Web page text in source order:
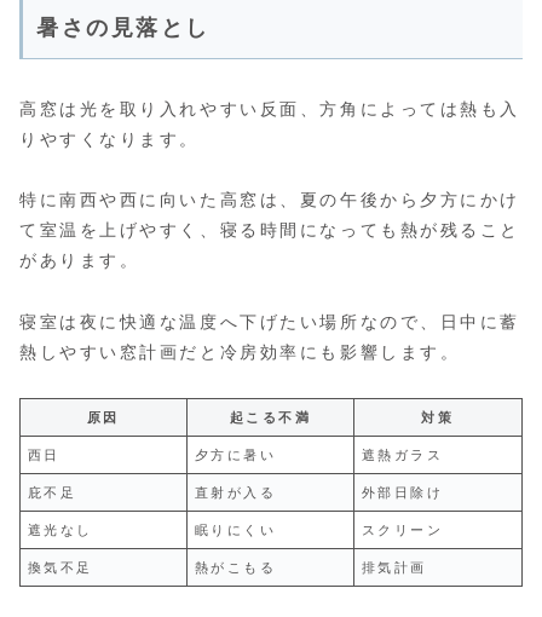
暑さの見落とし
高窓は光を取り入れやすい反面、方角によっては熱も入
りやすくなります。
特に南西や西に向いた高窓は、夏の午後から夕方にかけ
て室温を上げやすく、寝る時間になっても熱が残ること
があります。
寝室は夜に快適な温度へ下げたい場所なので、日中に蓄
熱しやすい窓計画だと冷房効率にも影響します。
原因 起こる不満 対策
西日 夕方に暑い 遮熱ガラス
庇不足 直射が入る 外部日除け
遮光なし 眠りにくい スクリーン
換気不足 熱がこもる 排気計画